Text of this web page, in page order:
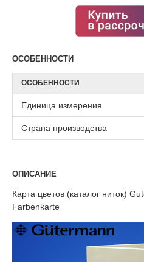
ОСОБЕННОСТИ
ОСОБЕННОСТИ
Единица измерения
Страна производства
ОПИСАНИЕ
Карта цветов (каталог ниток)
Farbenkarte